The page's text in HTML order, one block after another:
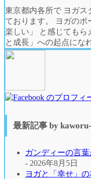
東京都内各所で ヨガス
ております。 ヨガの
楽しい」 と感じてもら
と成長」への起点にな
最新記事 by
ガンディーの言
- 2026年8月5日
ヨガと「幸せ」